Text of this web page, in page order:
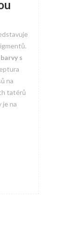
s
na
tatérů
je na